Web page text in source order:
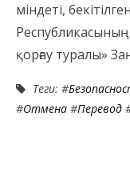
міндеті,
қорғау туралы»
Теги: #
#Отмена #Перевод